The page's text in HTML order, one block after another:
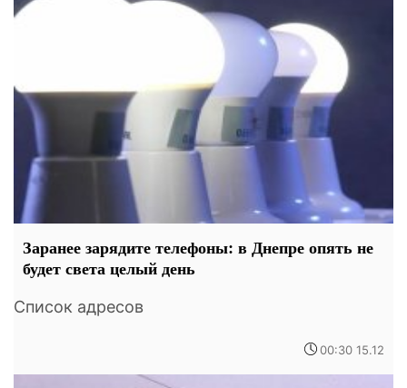
Заранее зарядите телефоны: в Днепре опять не
будет света целый день
Список адресов
00:30 15.12